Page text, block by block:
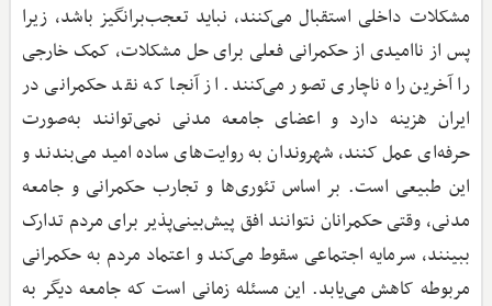
مشکلات داخلی استقبال می‌کنند، نباید تعجب‌برانگیز باشد، زیرا
پس از ناامیدی از حکمرانی فعلی برای حل مشکلات، کمک خارجی
را آخرین راه ناچاری تصور می‌کنند. از آنجا که نقد حکمرانی در
ایران هزینه دارد و اعضای جامعه مدنی نمی‌توانند به‌صورت
حرفه‌ای عمل کنند، شهروندان به روایت‌های ساده امید می‌بندند و
این طبیعی است. بر اساس تئوری‌ها و تجارب حکمرانی و جامعه
مدنی، وقتی حکمرانان نتوانند افق پیش‌بینی‌پذیر برای مردم تدارک
ببینند، سرمایه اجتماعی سقوط می‌کند و اعتماد مردم به حکمرانی
مربوطه کاهش می‌یابد. این مسئله زمانی است که جامعه دیگر به